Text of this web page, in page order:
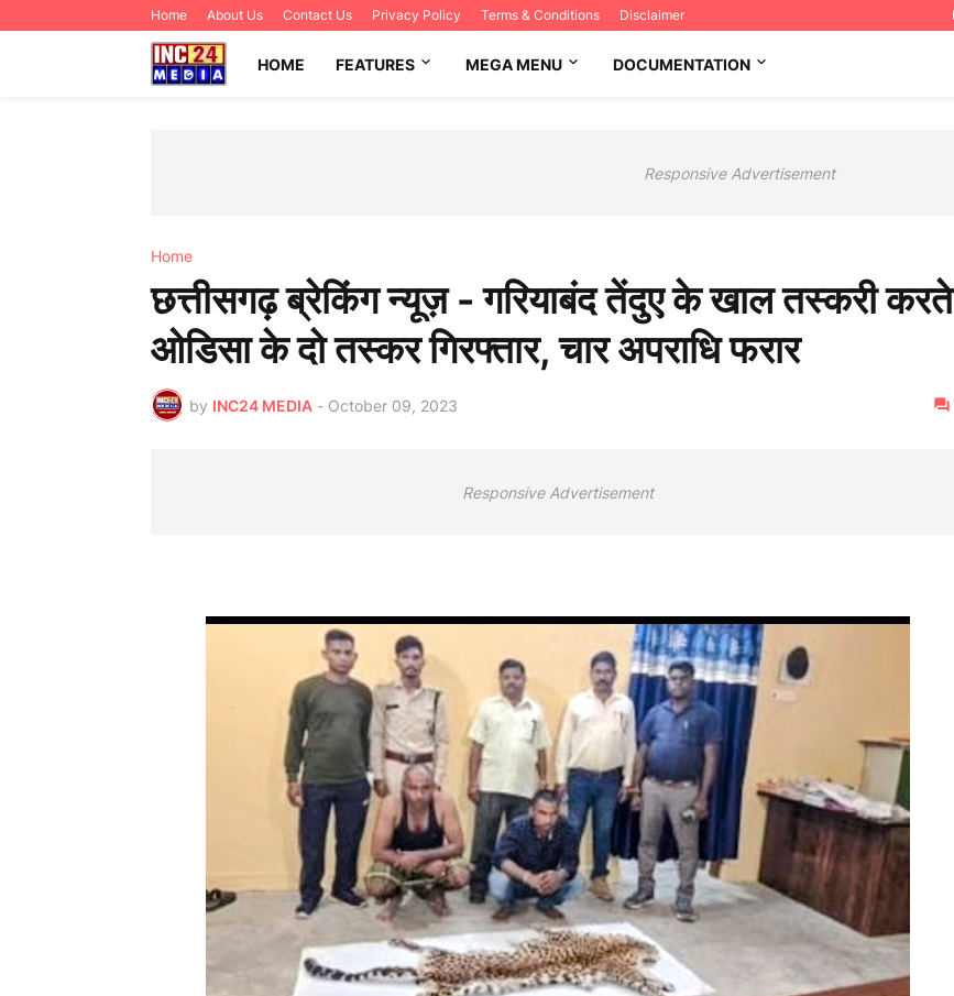
Home About Us Contact Us Privacy Policy Terms & Conditions Disclaimer
HOME FEATURES MEGA MENU DOCUMENTATION
Responsive Advertisement
Home
छत्तीसगढ़ ब्रेकिंग न्यूज़ - गरियाबंद तेंदुए के खाल तस्करी करते
ओडिसा के दो तस्कर गिरफ्तार, चार अपराधि फरार
by INC24 MEDIA - October 09, 2023
Responsive Advertisement